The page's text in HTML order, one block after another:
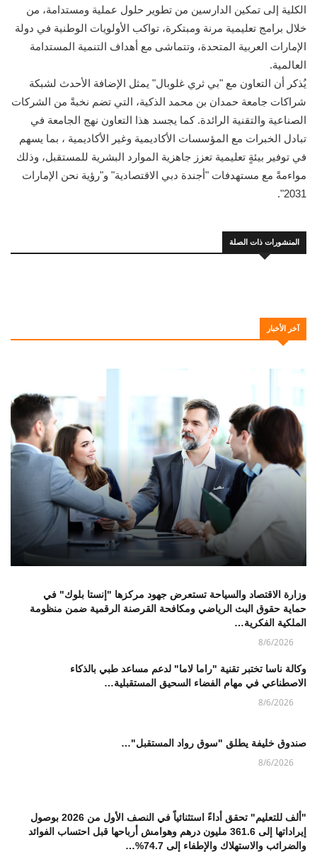
الكلية إلى تمكين الدارسين من تطوير حلول عملية ومستدامة، من
خلال برامج تعليمية مرنة ومبتكرة، تواكب الأولويات الوطنية في دولة
الإمارات العربية المتحدة، وتتماشى مع أهداف التنمية المستدامة
العالمية.
يُذكر أن التعاون مع "بي ثري غلوبال" يمثل الإضافة الأحدث لشبكة
شراكات جامعة حمدان بن محمد الذكية، التي تضم نخبةً من الشركات
الصناعية والتقنية الرائدة. كما يجسد هذا التعاون نهج الجامعة في
تبادل الخبرات مع المؤسسات الأكاديمية وغير الأكاديمية ، بما يسهم
في توفير بيئةٍ تعليمية تعزز جاهزية الموارد البشرية للمستقبل، وذلك
مواءمةً مع مستهدفات "أجندة دبي الاقتصادية" و"رؤية نحن الإمارات
2031".
المنشورات ذات الصلة
آخر الأخبار
وزارة الاقتصاد والسياحة تستعرض جهود مركزها "إنستا بلوك" في
حماية حقوق البث الرياضي ومكافحة القرصنة الرقمية ضمن منظومة
الملكية الفكرية…
8/6/2026
وكالة ناسا تختبر تقنية "راما لاما" لدعم مساعد طبي بالذكاء
الاصطناعي في مهام الفضاء السحيق المستقبلية…
8/6/2026
صندوق خليفة يطلق "سوق رواد المستقبل"…
8/6/2026
"ألف للتعليم" تحقق أداءً استثنائياً في النصف الأول من 2026 بوصول
إيراداتها إلى 361.6 مليون درهم وهوامش أرباحها قبل احتساب الفوائد
والضرائب والاستهلاك والإطفاء إلى 74.7%…